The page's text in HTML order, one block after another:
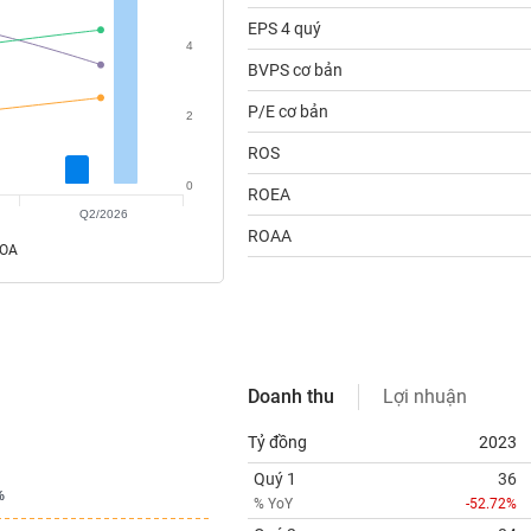
0
2
4
Q2/2026
EPS 4 quý
BVPS cơ bản
P/E cơ bản
ROS
ROEA
ROAA
Doanh thu Lợi nhuận
Tỷ đồng 2023
Quý 1
% YoY
36
-52.72%